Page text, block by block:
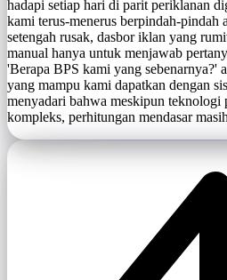
hadapi setiap hari di parit periklanan
kami terus-menerus berpindah-pindah
setengah rusak, dasbor iklan yang
manual hanya untuk menjawab
'Berapa BPS kami yang sebenarnya?'
yang mampu kami dapatkan dengan
menyadari bahwa meskipun teknologi
kompleks, perhitungan mendasar